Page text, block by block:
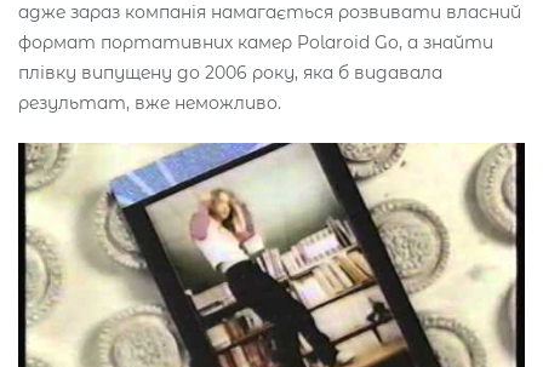
адже зараз компанія намагається розвивати власний
формат портативних камер Polaroid Go, а знайти
плівку випущену до 2006 року, яка б видавала
результат, вже неможливо.